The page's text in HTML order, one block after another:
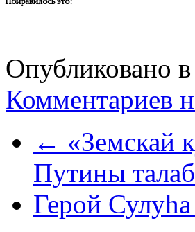
Опубликовано в
Комментариев
← «Земскай
Путины
Герой